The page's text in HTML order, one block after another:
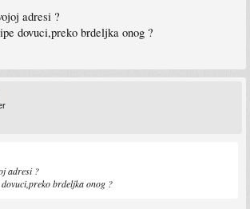
adresi ?
dovuci,preko brdeljka onog ?
adresi ?
brdeljka onog ?